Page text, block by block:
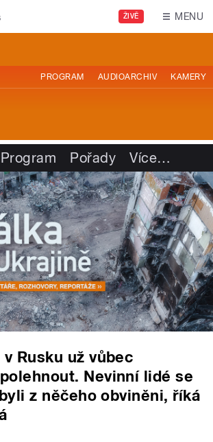
ŽIVĚ MENU
PROGRAM AUDIOARCHIV KAMERY
Program Pořady Více…
v Rusku už vůbec
Nevinní lidé se
z něčeho obviněni, říká